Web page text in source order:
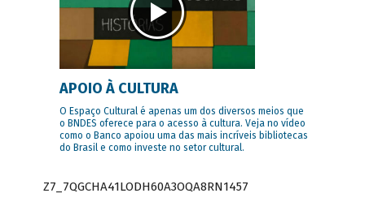
APOIO À CULTURA
O Espaço Cultural é apenas um dos diversos meios que
o BNDES oferece para o acesso à cultura. Veja no vídeo
como o Banco apoiou uma das mais incríveis bibliotecas
do Brasil e como investe no setor cultural.
Z7_7QGCHA41LODH60A3OQA8RN1457